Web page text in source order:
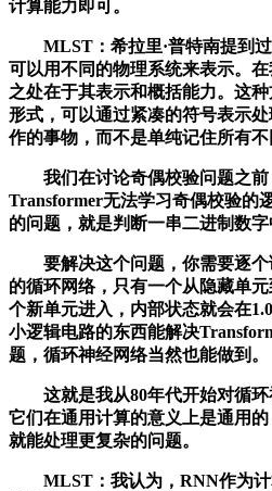
计算能力即可。
MLST：希拉里·普特南提到过
可以用不同的物理系统来表示。
之处在于其表示和概括能力。这
形式，可以通过紧凑的符号表示
作的事物，而不是单纯记住所有不
我们在讨论奇偶校验问题之前
Transformer无法学习奇偶校验的
的问题，就是判断一串二进制数字
要解决这个问题，你需要逐个
的循环网络，只有一个从隐藏单
个新单元进入，内部状态就会在
小逻辑电路的东西能解决
题，循环神经网络当然也能做到。
这就是我从80年代开始对循环
它们在通用计算的意义上是通用
就能处理更复杂的问题。
MLST：我认为，RNN作为计